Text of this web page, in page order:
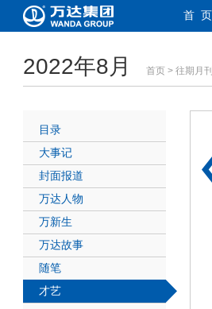
首 页
2022年8月 首页 > 往期月刊
目录
大事记
封面报道
万达人物
万新生
万达故事
随笔
才艺